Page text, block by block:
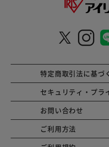
特定商取引法に基づ
セキュリティ・プラ
お問い合わせ
ご利用方法